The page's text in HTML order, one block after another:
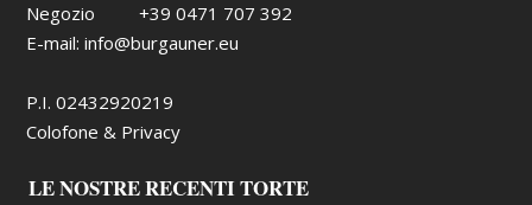
Negozio
+39 0471 707 392
E-mail:info@burgauner.eu
P.I. 02432920219
Colofone & Privacy
LE NOSTRE RECENTI TORTE